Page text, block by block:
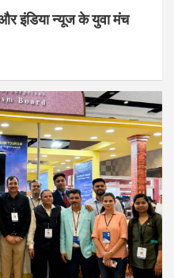
इंडिया न्यूज के युवा मंच